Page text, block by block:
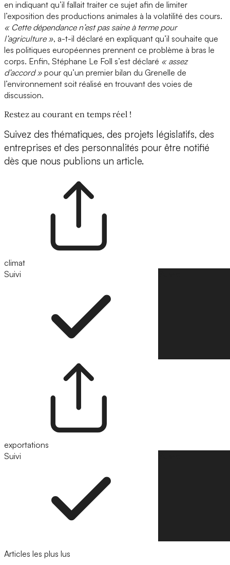
en indiquant qu’il fallait traiter ce sujet afin de limiter
l’exposition des productions animales à la volatilité des cours.
« Cette dépendance n’est pas saine à terme pour
l’agriculture », a-t-il déclaré en expliquant qu’il souhaite que
les politiques européennes prennent ce problème à bras le
corps. Enfin, Stéphane Le Foll s’est déclaré « assez
d’accord » pour qu’un premier bilan du Grenelle de
l’environnement soit réalisé en trouvant des voies de
discussion.
Restez au courant en temps réel !
Suivez des thématiques, des projets législatifs, des
entreprises et des personnalités pour être notifié
dès que nous publions un article.
climat
Suivi
exportations
Suivi
Articles les plus lus